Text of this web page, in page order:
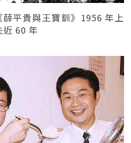
平貴與王寶釧》1956 年上
近 60 年